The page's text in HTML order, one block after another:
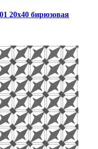
20x40 бирюзовая